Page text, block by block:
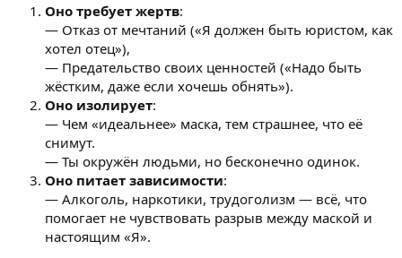
Оно требует жертв:
— Отказ от мечтаний («Я должен быть юристом, как
хотел отец»),
— Предательство своих ценностей («Надо быть
жёстким, даже если хочешь обнять»).
Оно изолирует:
— Чем «идеальнее» маска, тем страшнее, что её
снимут.
— Ты окружён людьми, но бесконечно одинок.
Оно питает зависимости:
— Алкоголь, наркотики, трудоголизм — всё, что
помогает не чувствовать разрыв между маской и
настоящим «Я».